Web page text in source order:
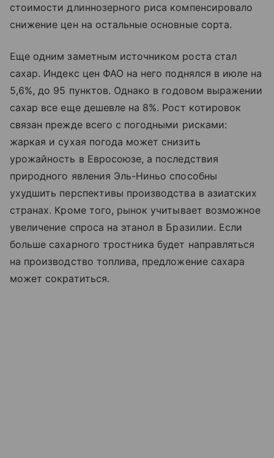
стоимости длиннозерного риса компенсировало
снижение цен на остальные основные сорта.
Еще одним заметным источником роста стал
сахар. Индекс цен ФАО на него поднялся в июле на
5,6%, до 95 пунктов. Однако в годовом выражении
сахар все еще дешевле на 8%. Рост котировок
связан прежде всего с погодными рисками:
жаркая и сухая погода может снизить
урожайность в Евросоюзе, а последствия
природного явления Эль-Ниньо способны
ухудшить перспективы производства в азиатских
странах. Кроме того, рынок учитывает возможное
увеличение спроса на этанол в Бразилии. Если
больше сахарного тростника будет направляться
на производство топлива, предложение сахара
может сократиться.